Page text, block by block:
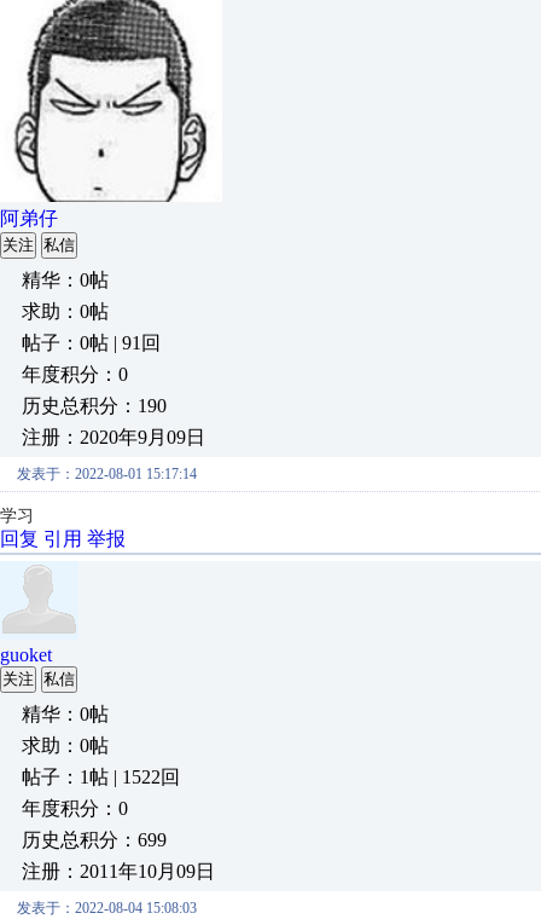
阿弟仔
关注 私信
精华：0帖
求助：0帖
帖子：0帖 | 91回
年度积分：0
历史总积分：190
注册：2020年9月09日
发表于：2022-08-01 15:17:14
学习
回复 引用 举报
guoket
关注 私信
精华：0帖
求助：0帖
帖子：1帖 | 1522回
年度积分：0
历史总积分：699
注册：2011年10月09日
发表于：2022-08-04 15:08:03